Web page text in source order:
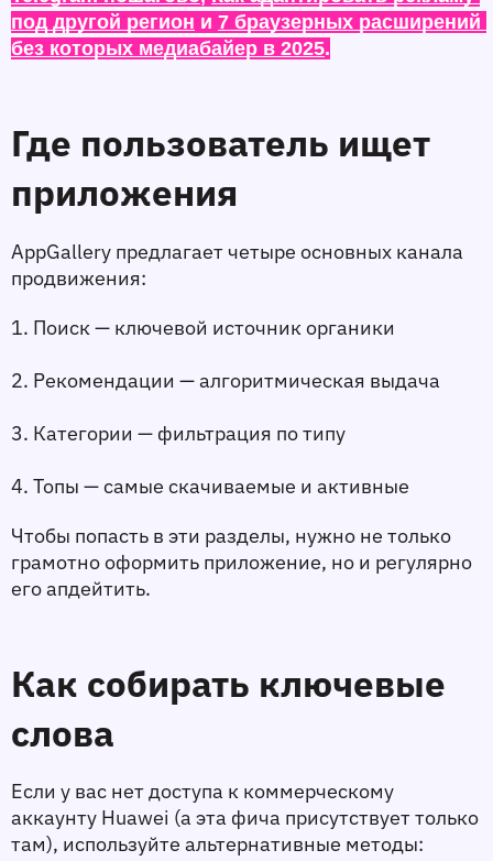
под другой регион и 7 браузерных расширений
без которых медиабайер в 2025.
Где пользователь ищет
приложения
AppGallery предлагает четыре основных канала
продвижения:
1. Поиск — ключевой источник органики
2. Рекомендации — алгоритмическая выдача
3. Категории — фильтрация по типу
4. Топы — самые скачиваемые и активные
Чтобы попасть в эти разделы, нужно не только
грамотно оформить приложение, но и регулярно
его апдейтить.
Как собирать ключевые
слова
Если у вас нет доступа к коммерческому
аккаунту Huawei (а эта фича присутствует только
там), используйте альтернативные методы: